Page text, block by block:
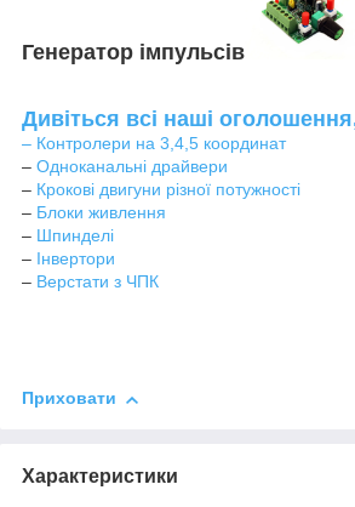
Генератор імпульсів
Дивіться всі наші
– Контролери на 3,4,5 координат
– Одноканальні драйвери
– Крокові двигуни різної потужності
– Блоки живлення
– Шпинделі
– Інвертори
– Верстати з ЧПК
Приховати
Характеристики